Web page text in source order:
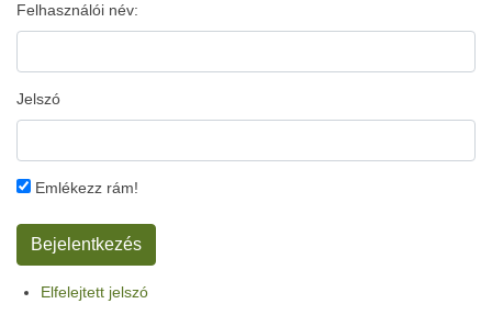
Felhasználói név:
Jelszó
Emlékezz rám!
Elfelejtett jelszó